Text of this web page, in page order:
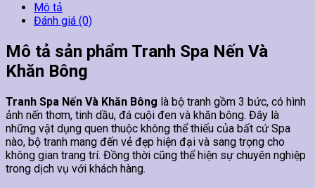
Mô tả
Đánh giá (0)
Mô tả sản phẩm Tranh Spa Nến Và
Khăn Bông
Tranh Spa Nến Và Khăn Bông là bộ tranh gồm 3 bức, có hình
ảnh nến thơm, tinh dầu, đá cuội đen và khăn bông. Đây là
những vật dụng quen thuộc không thể thiếu của bất cứ Spa
nào, bộ tranh mang đến vẻ đẹp hiện đại và sang trọng cho
không gian trang trí. Đồng thời cũng thể hiện sự chuyên nghiệp
trong dịch vụ với khách hàng.